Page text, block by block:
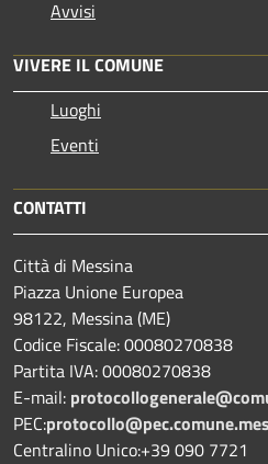
Avvisi
VIVERE IL COMUNE
Luoghi
Eventi
CONTATTI
Città di Messina
Piazza Unione Europea
98122, Messina (ME)
Codice Fiscale: 00080270838
Partita IVA: 00080270838
E-mail:
PEC:
Centralino Unico:+39 090 7721